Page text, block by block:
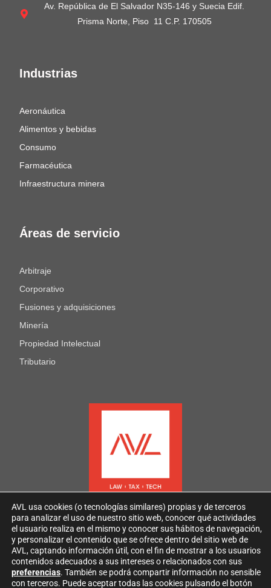
2026 AVL Todos los derechos reservados
Áreas de servicio
Arbitraje
Corporativo
Fusiones y adquisiciones
Minería
Propiedad Intelectual
Tributario
Industrias
Aeronáutica
Alimentos y bebidas
Consumo
Farmacéutica
Infraestructura minera
Av. República de El Salvador N35-146 y Suecia Edif.
Prisma Norte, Piso 11 C.P. 170505
AVL usa cookies (o tecnologías similares) propias y de terceros
para analizar el uso de nuestro sitio web, conocer qué actividades
el usuario realiza en el mismo y conocer sus hábitos de navegación,
y personalizar el contenido que se ofrece dentro del sitio web de
AVL, captando información útil, con el fin de mostrar a los usuarios
contenidos adecuados a sus intereses o relacionados con sus
preferencias. También se podrá compartir información no sensible
con terceros. Puede aceptar todas las cookies pulsando el botón